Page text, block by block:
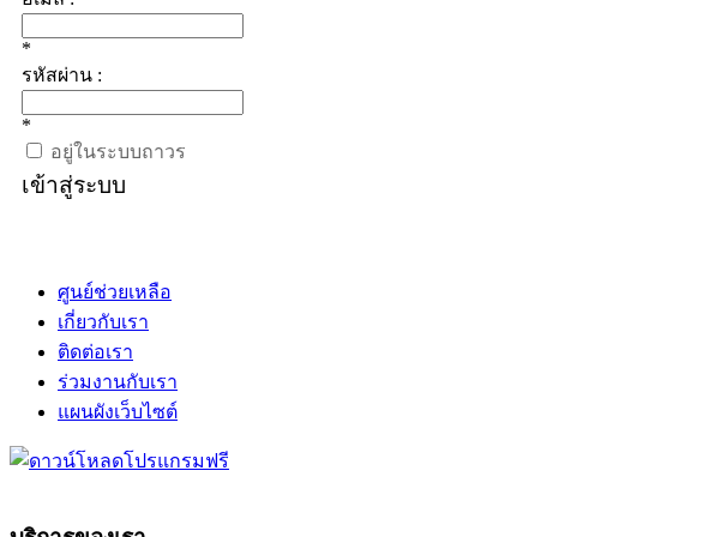
*
รหัสผ่าน :
*
อยู่ในระบบถาวร
เข้าสู่ระบบ
ศูนย์ช่วยเหลือ
เกี่ยวกับเรา
ติดต่อเรา
ร่วมงานกับเรา
แผนผังเว็บไซต์